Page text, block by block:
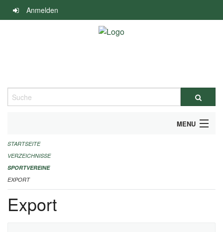
Navigation
überspringen
Anmelden
Suche
MENU
ALLGEMEINE INFORMATIONEN
FINANZIELLE UNTERSTÜTZUNG BENÖTIGT?
KONTAKT
STARTSEITE
VERZEICHNISSE
SPORTVEREINE
EXPORT
Export